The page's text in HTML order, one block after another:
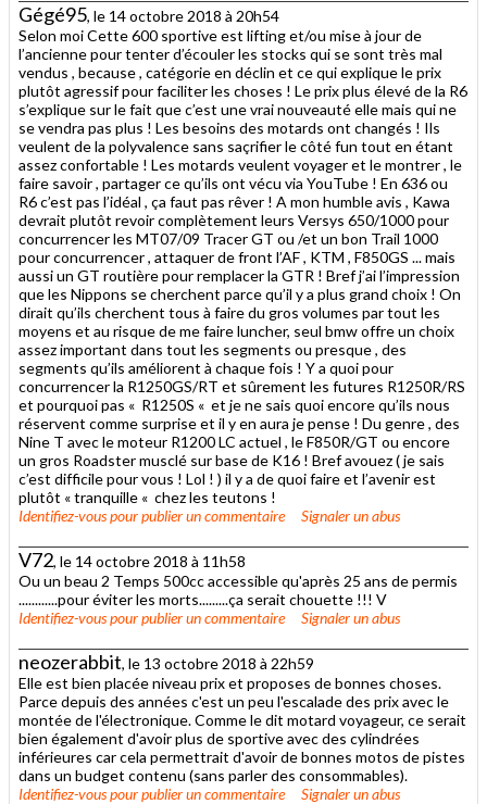
Gégé95, le 14 octobre 2018 à 20h54
Selon moi Cette 600 sportive est lifting et/ou mise à jour de
l’ancienne pour tenter d’écouler les stocks qui se sont très mal
vendus , because , catégorie en déclin et ce qui explique le prix
plutôt agressif pour faciliter les choses ! Le prix plus élevé de la R6
s’explique sur le fait que c’est une vrai nouveauté elle mais qui ne
se vendra pas plus ! Les besoins des motards ont changés ! Ils
veulent de la polyvalence sans saçrifier le côté fun tout en étant
assez confortable ! Les motards veulent voyager et le montrer , le
faire savoir , partager ce qu’ils ont vécu via YouTube ! En 636 ou
R6 c’est pas l’idéal , ça faut pas rêver ! A mon humble avis , Kawa
devrait plutôt revoir complètement leurs Versys 650/1000 pour
concurrencer les MT07/09 Tracer GT ou /et un bon Trail 1000
pour concurrencer , attaquer de front l’AF , KTM , F850GS ... mais
aussi un GT routière pour remplacer la GTR ! Bref j’ai l’impression
que les Nippons se cherchent parce qu’il y a plus grand choix ! On
dirait qu’ils cherchent tous à faire du gros volumes par tout les
moyens et au risque de me faire luncher, seul bmw offre un choix
assez important dans tout les segments ou presque , des
segments qu’ils améliorent à chaque fois ! Y a quoi pour
concurrencer la R1250GS/RT et sûrement les futures R1250R/RS
et pourquoi pas « R1250S « et je ne sais quoi encore qu’ils nous
réservent comme surprise et il y en aura je pense ! Du genre , des
Nine T avec le moteur R1200 LC actuel , le F850R/GT ou encore
un gros Roadster musclé sur base de K16 ! Bref avouez ( je sais
c’est difficile pour vous ! Lol ! ) il y a de quoi faire et l’avenir est
plutôt « tranquille « chez les teutons !
Identifiez-vouspour publier un commentaire Signaler un abus
V72, le 14 octobre 2018 à 11h58
Ou un beau 2 Temps 500cc accessible qu'après 25 ans de permis
............pour éviter les morts.........ça serait chouette !!! V
Identifiez-vouspour publier un commentaire Signaler un abus
neozerabbit, le 13 octobre 2018 à 22h59
Elle est bien placée niveau prix et proposes de bonnes choses.
Parce depuis des années c'est un peu l'escalade des prix avec le
montée de l'électronique. Comme le dit motard voyageur, ce serait
bien également d'avoir plus de sportive avec des cylindrées
inférieures car cela permettrait d'avoir de bonnes motos de pistes
dans un budget contenu (sans parler des consommables).
Identifiez-vouspour publier un commentaire Signaler un abus